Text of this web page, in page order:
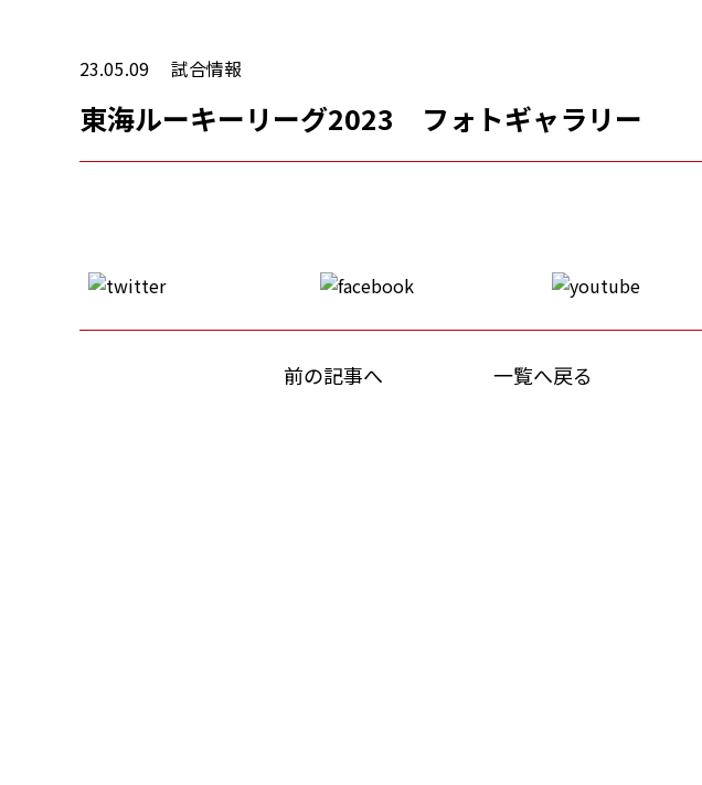
23.05.09 試合情報
東海ルーキーリーグ2023 フォトギャラリー
前の記事へ 一覧へ戻る